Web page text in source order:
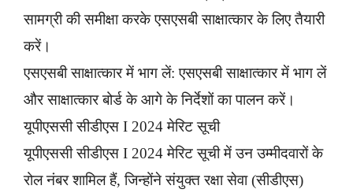
सामग्री की समीक्षा करके एसएसबी साक्षात्कार के लिए तैयारी
करें।
एसएसबी साक्षात्कार में भाग लें: एसएसबी साक्षात्कार में भाग लें
और साक्षात्कार बोर्ड के आगे के निर्देशों का पालन करें।
यूपीएससी सीडीएस I 2024 मेरिट सूची
यूपीएससी सीडीएस I 2024 मेरिट सूची में उन उम्मीदवारों के
रोल नंबर शामिल हैं, जिन्होंने संयुक्त रक्षा सेवा (सीडीएस)